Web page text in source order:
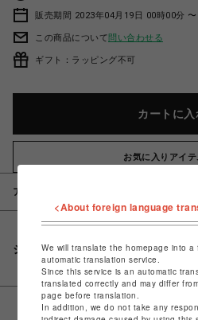
販売期間 2023年04月19日 00時00分 〜
この商品について問い合わせる
ギフト：ラッピング不可
カートに入
お気に入りアイ
アイテム説明 / 素材
シェアする
<About foreign language
We will translate the homepage into
automatic translation service.
Since this service is an automatic
translated correctly and may differ
page before translation.
In addition, we do not take any